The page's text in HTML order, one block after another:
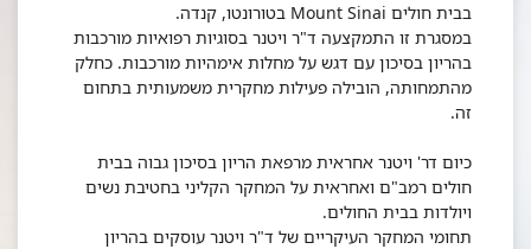
בבית חולים Mount Sinai בטורונטו, קנדה.
במסגרת זו התמקצעה ד"ר ויטנר בסוגיות רפואיות מורכבות
בהריון בסיכון עם דגש על מחלות אימהיות מורכבות. כחלק
מהתמחותה, הובילה פעילות מחקרית משמעותית בתחום
זה.
כיום דר' ויטנר אחראית מרפאת הריון בסיכון גבוה בבית
חולים רמב"ם ואחראית על המחקר הקליני בחטיבת נשים
ויולדות בבית החולים.
תחומי המחקר העיקריים של ד"ר ויטנר עוסקים בהריון